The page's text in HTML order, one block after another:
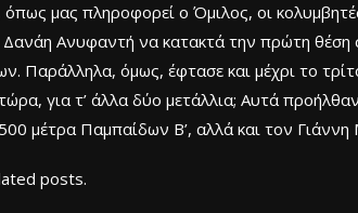
μας πληροφορεί ο Όμιλος, οι
Ανυφαντή να κατακτά την πρώτη θέση
Παράλληλα, όμως, έφτασε και μέχρι το
για τ’ άλλα δύο μετάλλια; Αυτά
μέτρα Παμπαίδων Β’, αλλά και τον
posts.